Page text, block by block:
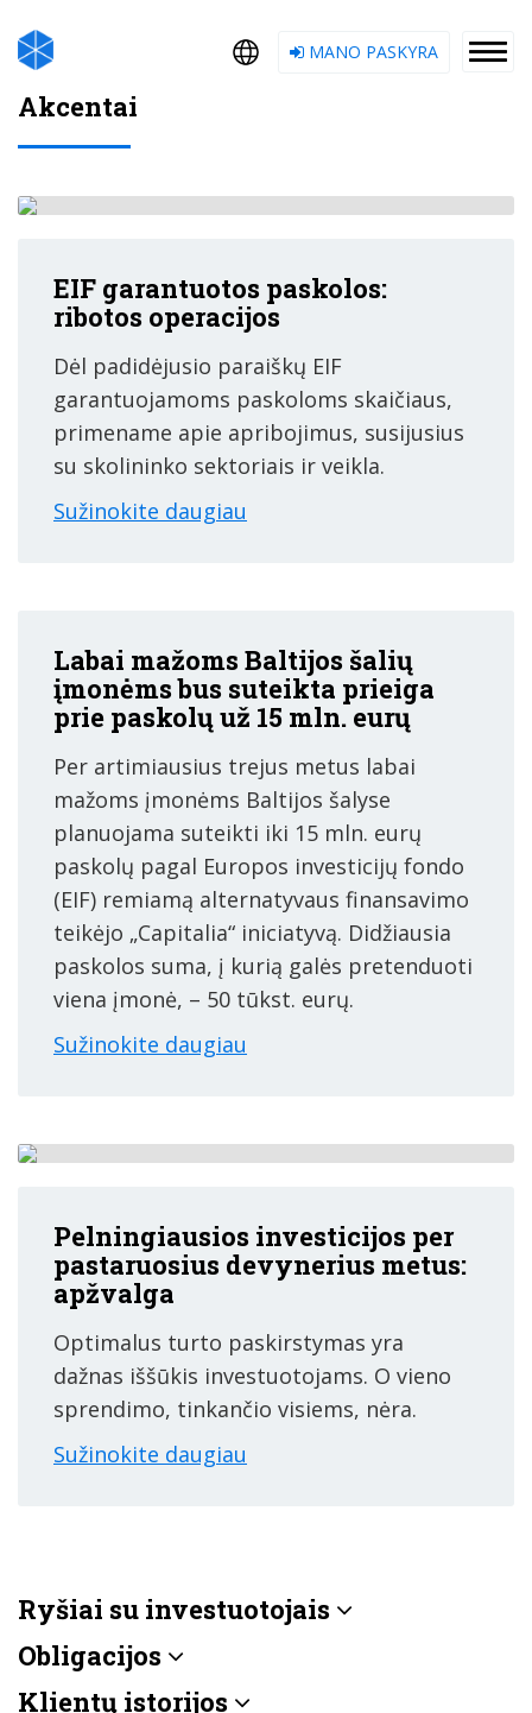
MANO PASKYRA
Akcentai
EIF garantuotos paskolos:
ribotos operacijos
Dėl padidėjusio paraiškų EIF
garantuojamoms paskoloms skaičiaus,
primename apie apribojimus, susijusius
su skolininko sektoriais ir veikla.
Sužinokite daugiau
Labai mažoms Baltijos šalių
įmonėms bus suteikta prieiga
prie paskolų už 15 mln. eurų
Per artimiausius trejus metus labai
mažoms įmonėms Baltijos šalyse
planuojama suteikti iki 15 mln. eurų
paskolų pagal Europos investicijų fondo
(EIF) remiamą alternatyvaus finansavimo
teikėjo „Capitalia“ iniciatyvą. Didžiausia
paskolos suma, į kurią galės pretenduoti
viena įmonė, – 50 tūkst. eurų.
Sužinokite daugiau
Pelningiausios investicijos per
pastaruosius devynerius metus:
apžvalga
Optimalus turto paskirstymas yra
dažnas iššūkis investuotojams. O vieno
sprendimo, tinkančio visiems, nėra.
Sužinokite daugiau
Ryšiai su investuotojais
Obligacijos
Klientų istorijos